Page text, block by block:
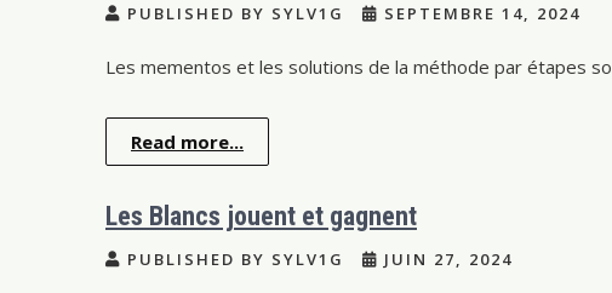
PUBLISHED BY SYLV1G SEPTEMBRE 14, 2024
Les mementos et les solutions de la méthode par étapes
Read more...
Les Blancs jouent et gagnent
PUBLISHED BY SYLV1G JUIN 27, 2024